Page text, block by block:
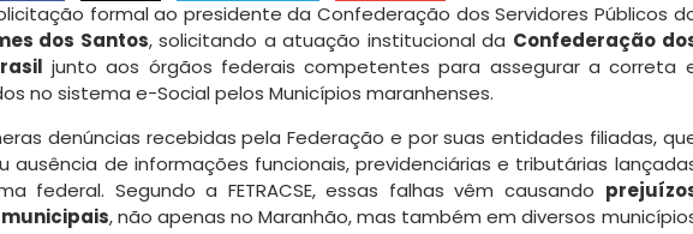
formal ao presidente da Confederação dos Servidores Públicos
dos Santos, solicitando a atuação institucional da Confederação
junto aos órgãos federais competentes para assegurar a correta
no sistema e-Social pelos Municípios maranhenses.
denúncias recebidas pela Federação e por suas entidades filiadas,
ausência de informações funcionais, previdenciárias e tributárias
federal. Segundo a FETRACSE, essas falhas vêm causando
, não apenas no Maranhão, mas também em diversos